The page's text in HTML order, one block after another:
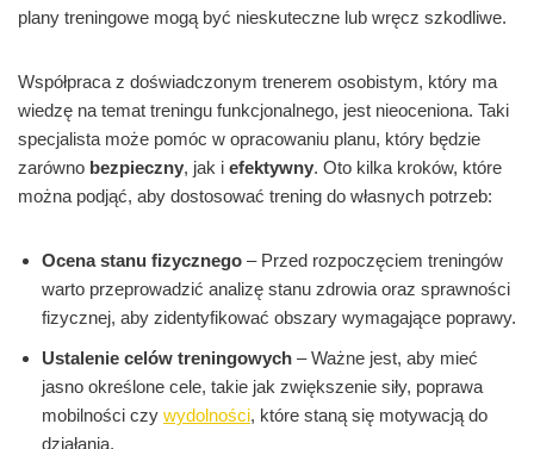
plany treningowe mogą być nieskuteczne lub wręcz szkodliwe.
Współpraca z doświadczonym trenerem osobistym, który ma
wiedzę na temat treningu funkcjonalnego, jest nieoceniona. Taki
specjalista może pomóc w opracowaniu planu, który będzie
zarówno bezpieczny, jak i efektywny. Oto kilka kroków, które
można podjąć, aby dostosować trening do własnych potrzeb:
Ocena stanu fizycznego – Przed rozpoczęciem treningów
warto przeprowadzić analizę stanu zdrowia oraz sprawności
fizycznej, aby zidentyfikować obszary wymagające poprawy.
Ustalenie celów treningowych – Ważne jest, aby mieć
jasno określone cele, takie jak zwiększenie siły, poprawa
mobilności czy wydolności, które staną się motywacją do
działania.